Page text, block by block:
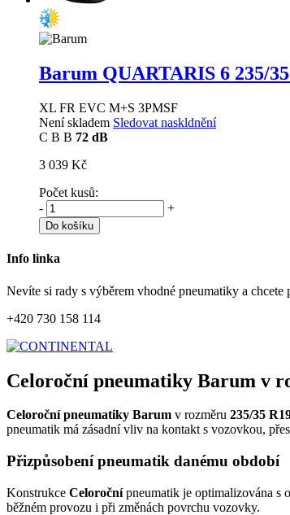
Barum QUARTARIS 6 235/
XL FR EVC M+S 3PMSF
Není skladem Sledovat naskldnění
C B B 72 dB
3 039 Kč
Počet kusů:
-
+
Do košíku
Info linka
Nevíte si rady s výběrem vhodné pneumatiky a
+420 730 158 114
Celoroční pneumatiky Barum v
Celoroční pneumatiky Barum v rozměru 235/35
pneumatik má zásadní vliv na kontakt s vozovkou,
Přizpůsobení pneumatik danému období
Konstrukce Celoročnípneumatik je optimalizována s
běžném provozu i při změnách povrchu vozovky.